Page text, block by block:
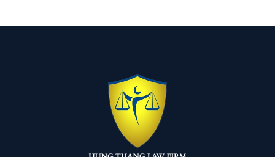
Luật Hành Chính
Luật Hôn Nhân Gia Đình